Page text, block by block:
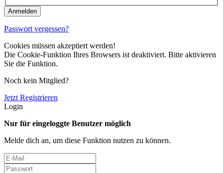
Passwort vergessen?
Cookies müssen akzeptiert werden!
Die Cookie-Funktion Ihres Browsers ist deaktiviert. Bitte aktivieren
Sie die Funktion.
Noch kein Mitglied?
Jetzt Registrieren
Login
Nur für eingeloggte Benutzer möglich
Melde dich an, um diese Funktion nutzen zu können.